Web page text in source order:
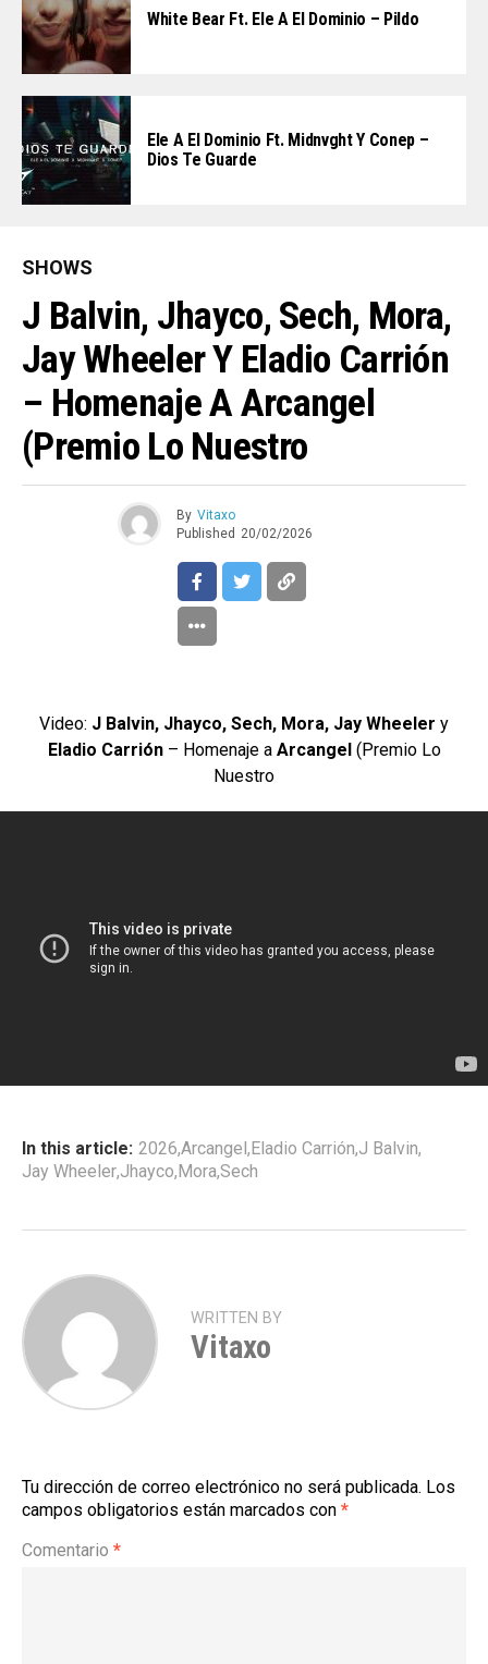
White Bear Ft. Ele A El Dominio – Pildo
Ele A El Dominio Ft. Midnvght Y Conep –
Dios Te Guarde
SHOWS
J Balvin, Jhayco, Sech, Mora,
Jay Wheeler Y Eladio Carrión
– Homenaje A Arcangel
(Premio Lo Nuestro
By Vitaxo
Published 20/02/2026
Video: J Balvin, Jhayco, Sech, Mora, Jay Wheeler y
Eladio Carrión– Homenaje a Arcangel (Premio Lo
Nuestro
In this article: 2026,Arcangel,Eladio Carrión,J Balvin,
Jay Wheeler,Jhayco,Mora,Sech
WRITTEN BY
Vitaxo
Tu dirección de correo electrónico no será publicada. Los
campos obligatorios están marcados con *
Comentario *